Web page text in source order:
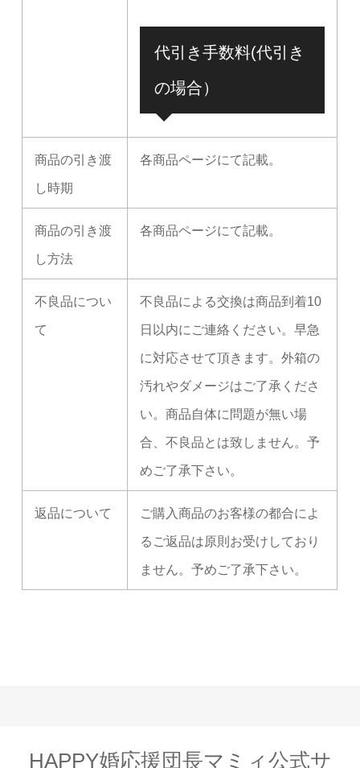
代引き手数料(代引き
の場合）
商品の引き渡
し時期
各商品ページにて記載。
商品の引き渡
し方法
各商品ページにて記載。
不良品につい
て
不良品による交換は商品到着10
日以内にご連絡ください。早急
に対応させて頂きます。外箱の
汚れやダメージはご了承くださ
い。商品自体に問題が無い場
合、不良品とは致しません。予
めご了承下さい。
返品について ご購入商品のお客様の都合によ
るご返品は原則お受けしており
ません。予めご了承下さい。
HAPPY婚応援団長マミィ公式サ